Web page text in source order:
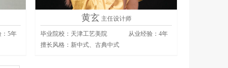
5年
黄玄 主任设计师
毕业院校：天津工艺美院 从业经验： 4年
擅长风格： 新中式、古典中式